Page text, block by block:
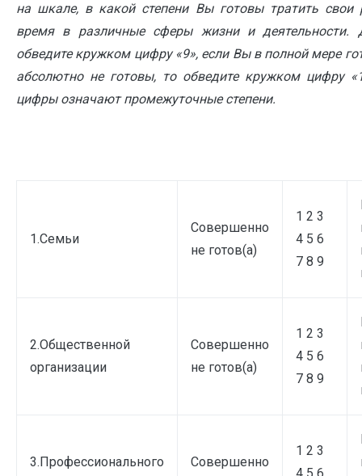
на шкале, в какой степени Вы готовы тратить свои
время в различные сферы жизни и деятельности.
обведите кружком цифру «9», если Вы в полной мере
абсолютно не готовы, то обведите кружком цифру
цифры означают промежуточные степени.
1.Семьи
Совершенно
не готов(а)
1 2 3
4 5 6
7 8 9
2.Общественной
организации
Совершенно
не готов(а)
1 2 3
4 5 6
7 8 9
3.Профессионального Совершенно
1 2 3